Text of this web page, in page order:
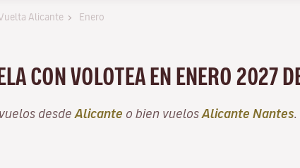
Alicante Enero
CON VOLOTEA EN ENERO 2027
desde Alicante o bien vuelos Alicante Nantes